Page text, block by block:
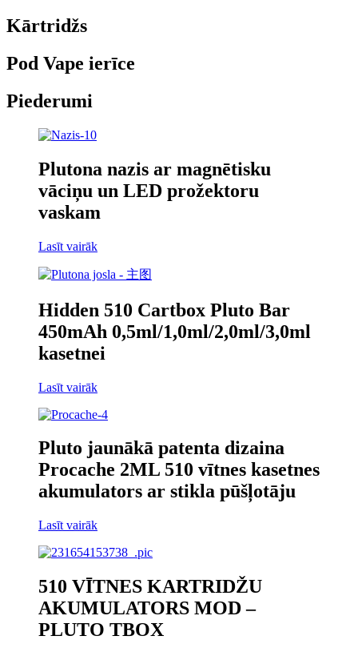
Kārtridžs
Pod Vape ierīce
Piederumi
Plutona nazis ar magnētisku
vāciņu un LED prožektoru
vaskam
Lasīt vairāk
Hidden 510 Cartbox Pluto Bar
450mAh 0,5ml/1,0ml/2,0ml/3,0ml
kasetnei
Lasīt vairāk
Pluto jaunākā patenta dizaina
Procache 2ML 510 vītnes kasetnes
akumulators ar stikla pūšļotāju
Lasīt vairāk
510 VĪTNES KARTRIDŽU
AKUMULATORS MOD –
PLUTO TBOX